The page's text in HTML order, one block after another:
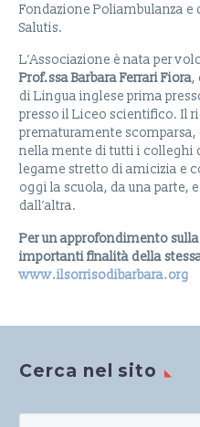
Fondazione Poliambulanza e
Salutis.
L’Associazione è nata per
Prof.ssa Barbara Ferrari Fiora,
di Lingua inglese prima
presso il Liceo scientifico. Il
prematuramente
nella mente di tutti i colleghi
legame stretto di amicizia e
oggi la scuola, da una parte,
dall’altra.
Per un approfondimento
importanti finalità della
www.ilsorrisodibarbara.org
Cerca nel sito